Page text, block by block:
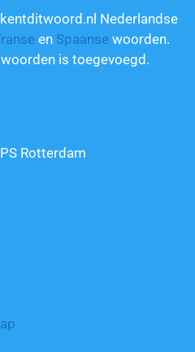
Nederlandse
en Spaanse woorden.
woorden is toegevoegd.
Rotterdam